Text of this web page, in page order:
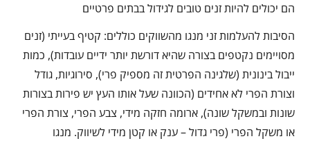
הם יכולים להיות זנים טובים לגידול בבתים פרטיים
הסיבות להעלמות זני מנגו מהשווקים כוללים: קטיף בעייתי (זנים
מסויימים נקטפים בצורה שהיא דורשת יותר ידיים עובדות), כמות
ייבול בינונית (שלגינה הפרטית זה מספיק פרי), סירוגיות, גודל
וצורת הפרי לא אחידים (הכוונה שעל אותו העץ יש פירות בצורות
שונות ובמשקל שונה), ארומה חזקה מידי, צבע הפרי, צורת הפרי
או משקל הפרי (פרי גדול – ענק או קטן מידי לשיווק. מנגו